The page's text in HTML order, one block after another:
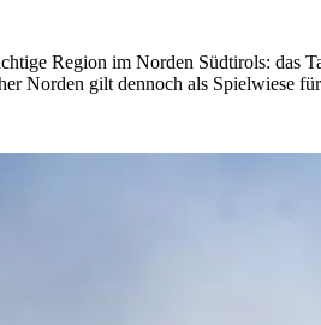
Region im Norden Südtirols: das
Norden gilt dennoch als Spielwiese